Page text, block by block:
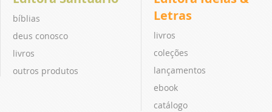
bíblias
deus conosco
livros
outros produtos
Letras
livros
coleções
lançamentos
ebook
catálogo